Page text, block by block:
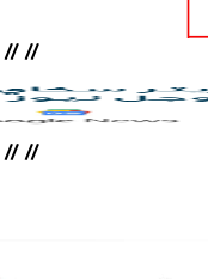
//
//
//
//